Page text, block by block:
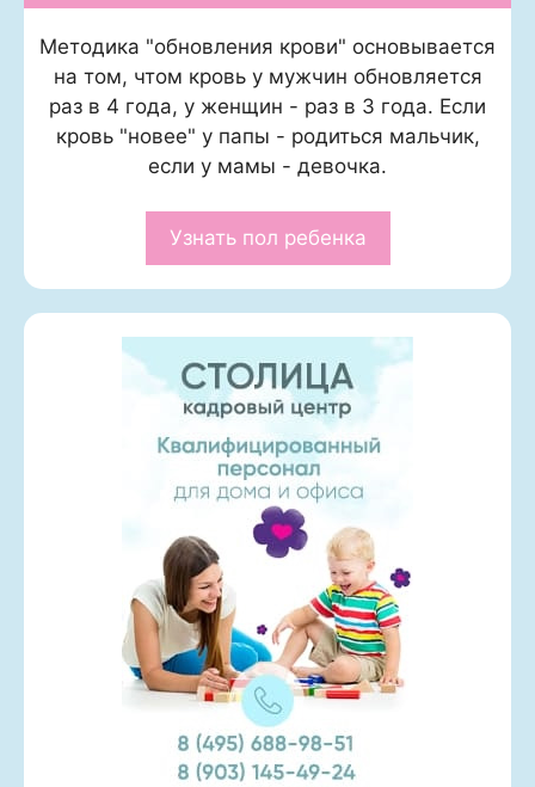
Методика "обновления крови" основывается
на том, чтом кровь у мужчин обновляется
раз в 4 года, у женщин - раз в 3 года. Если
кровь "новее" у папы - родиться мальчик,
если у мамы - девочка.
Узнать пол ребенка